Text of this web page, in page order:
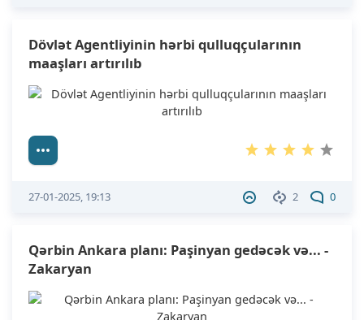
Dövlət Agentliyinin hərbi qulluqçularının
maaşları artırılıb
2 0
27-01-2025, 19:13
Qərbin Ankara planı: Paşinyan gedəcək və... -
Zakaryan